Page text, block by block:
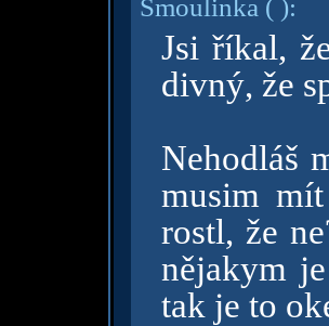
Smoulinka ( ):
Jsi říkal,
divný, že
Nehodláš
musim
rostl, že
nějakym
tak je to